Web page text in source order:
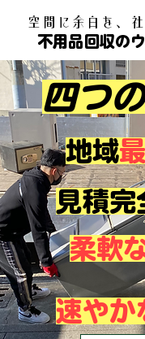
空間に余白を、
不用品回収の
四つ
​地域
速やか
柔軟
見積完